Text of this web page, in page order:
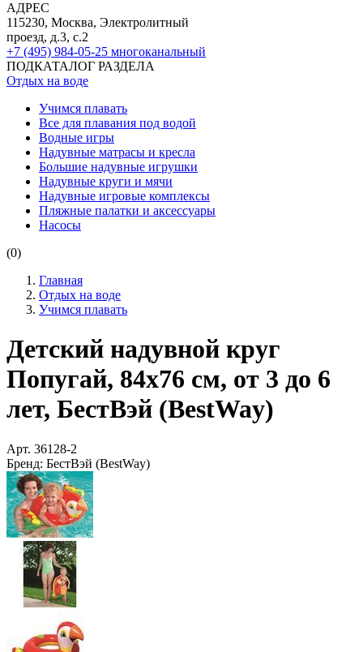
АДРЕС
115230, Москва, Электролитный
проезд, д.3, с.2
+7 (495) 984-05-25 многоканальный
ПОДКАТАЛОГ РАЗДЕЛА
Отдых на воде
Учимся плавать
Все для плавания под водой
Водные игры
Надувные матрасы и кресла
Большие надувные игрушки
Надувные круги и мячи
Надувные игровые комплексы
Пляжные палатки и аксессуары
Насосы
(0)
Главная
Отдых на воде
Учимся плавать
Детский надувной круг
Попугай, 84х76 см, от 3 до 6
лет, БестВэй (BestWay)
Арт. 36128-2
Бренд: БестВэй (BestWay)